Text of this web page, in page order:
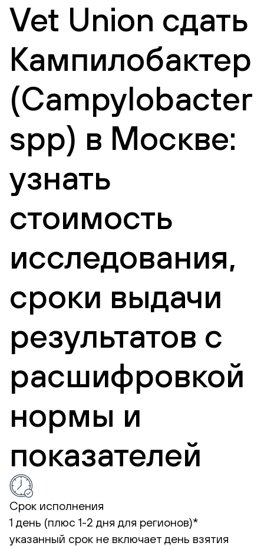
Vet Union сдать
Кампилобактер
(Campylobacter
spp) в Москве:
узнать
стоимость
исследования,
сроки выдачи
результатов с
расшифровкой
нормы и
показателей
Срок исполнения
1 день (плюс 1-2 дня для регионов)*
указанный срок не включает день взятия